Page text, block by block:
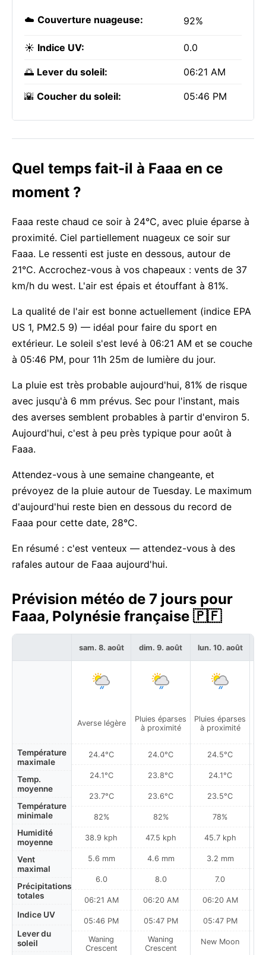
☁️ Couverture nuageuse: 92%
☀️ Indice UV: 0.0
🌅 Lever du soleil: 06:21 AM
🌇 Coucher du soleil: 05:46 PM
Quel temps fait-il à Faaa en ce
moment ?
Faaa reste chaud ce soir à 24°C, avec pluie éparse à
proximité. Ciel partiellement nuageux ce soir sur
Faaa. Le ressenti est juste en dessous, autour de
21°C. Accrochez-vous à vos chapeaux : vents de 37
km/h du west. L'air est épais et étouffant à 81%.
La qualité de l'air est bonne actuellement (indice EPA
US 1, PM2.5 9) — idéal pour faire du sport en
extérieur. Le soleil s'est levé à 06:21 AM et se couche
à 05:46 PM, pour 11h 25m de lumière du jour.
La pluie est très probable aujourd'hui, 81% de risque
avec jusqu'à 6 mm prévus. Sec pour l'instant, mais
des averses semblent probables à partir d'environ 5.
Aujourd'hui, c'est à peu près typique pour août à
Faaa.
Attendez-vous à une semaine changeante, et
prévoyez de la pluie autour de Tuesday. Le maximum
d'aujourd'hui reste bien en dessous du record de
Faaa pour cette date, 28°C.
En résumé : c'est venteux — attendez-vous à des
rafales autour de Faaa aujourd'hui.
Prévision météo de 7 jours pour
Faaa, Polynésie française 🇵🇫
Température
maximale
Temp.
moyenne
Température
minimale
Humidité
moyenne
Vent
maximal
Précipitations
totales
Indice UV
Lever du
soleil
sam. 8. août
Averse légère
24.4°C
24.1°C
23.7°C
82%
38.9 kph
5.6 mm
6.0
06:21 AM
05:46 PM
Waning
Crescent
dim. 9. août
Pluies éparses
à proximité
24.0°C
23.8°C
23.6°C
82%
47.5 kph
4.6 mm
8.0
06:20 AM
05:47 PM
Waning
Crescent
lun. 10. août
Pluies éparses
à proximité
24.5°C
24.1°C
23.5°C
78%
45.7 kph
3.2 mm
7.0
06:20 AM
05:47 PM
New Moon